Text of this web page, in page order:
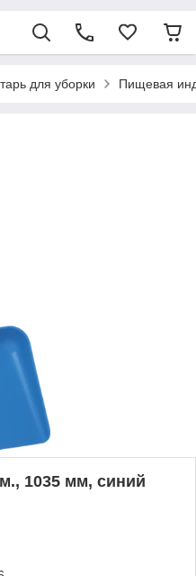
для уборки Пищевая
1035 мм, синий